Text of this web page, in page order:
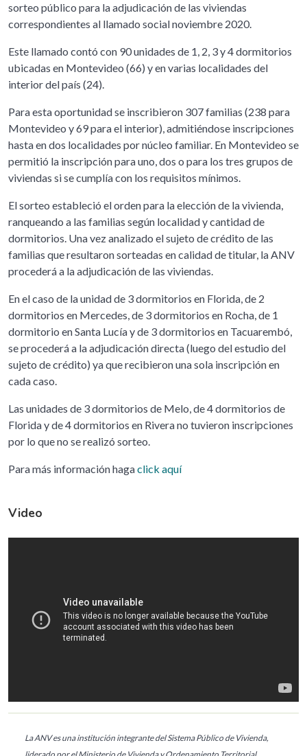
sorteo público para la adjudicación de las viviendas
correspondientes al llamado social noviembre 2020.
Este llamado contó con 90 unidades de 1, 2, 3 y 4 dormitorios
ubicadas en Montevideo (66) y en varias localidades del
interior del país (24).
Para esta oportunidad se inscribieron 307 familias (238 para
Montevideo y 69 para el interior), admitiéndose inscripciones
hasta en dos localidades por núcleo familiar. En Montevideo se
permitió la inscripción para uno, dos o para los tres grupos de
viviendas si se cumplía con los requisitos mínimos.
El sorteo estableció el orden para la elección de la vivienda,
ranqueando a las familias según localidad y cantidad de
dormitorios. Una vez analizado el sujeto de crédito de las
familias que resultaron sorteadas en calidad de titular, la ANV
procederá a la adjudicación de las viviendas.
En el caso de la unidad de 3 dormitorios en Florida, de 2
dormitorios en Mercedes, de 3 dormitorios en Rocha, de 1
dormitorio en Santa Lucía y de 3 dormitorios en Tacuarembó,
se procederá a la adjudicación directa (luego del estudio del
sujeto de crédito) ya que recibieron una sola inscripción en
cada caso.
Las unidades de 3 dormitorios de Melo, de 4 dormitorios de
Florida y de 4 dormitorios en Rivera no tuvieron inscripciones
por lo que no se realizó sorteo.
Para más información hagaclick aquí
Video
La ANV es una institución integrante del Sistema Público de Vivienda,